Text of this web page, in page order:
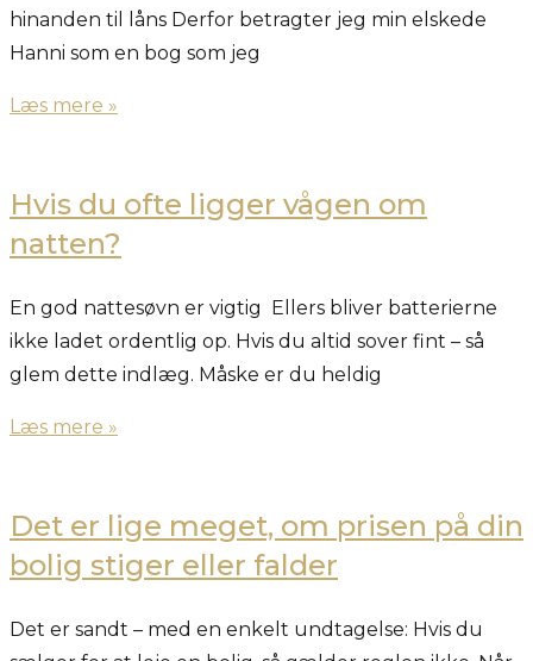
hinanden til låns Derfor betragter jeg min elskede
Hanni som en bog som jeg
Læs mere »
Hvis du ofte ligger vågen om
natten?
En god nattesøvn er vigtig Ellers bliver batterierne
ikke ladet ordentlig op. Hvis du altid sover fint – så
glem dette indlæg. Måske er du heldig
Læs mere »
Det er lige meget, om prisen på din
bolig stiger eller falder
Det er sandt – med en enkelt undtagelse: Hvis du